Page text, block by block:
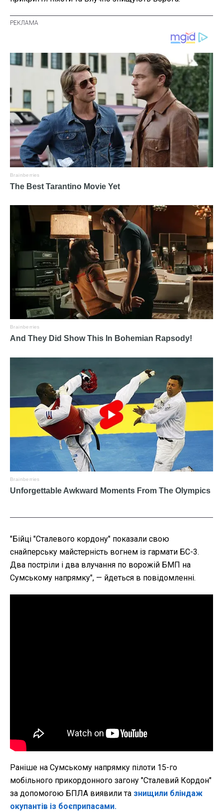
"Бійці "Сталевого кордону" показали свою
снайперську майстерність вогнем із гармати БС-3.
Два постріли і два влучання по ворожій БМП на
Сумському напрямку", — йдеться в повідомленні.
Раніше на Сумському напрямку пілоти 15-го
мобільного прикордонного загону "Сталевий Кордон"
за допомогою БПЛА виявили та знищили бліндаж
окупантів із боєприпасами.